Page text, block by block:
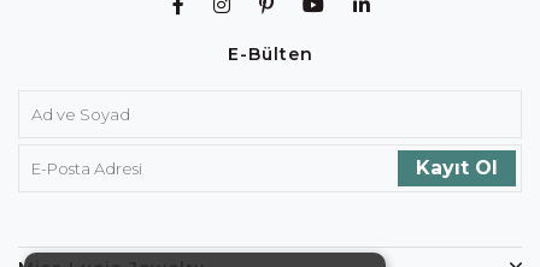
E-Bülten